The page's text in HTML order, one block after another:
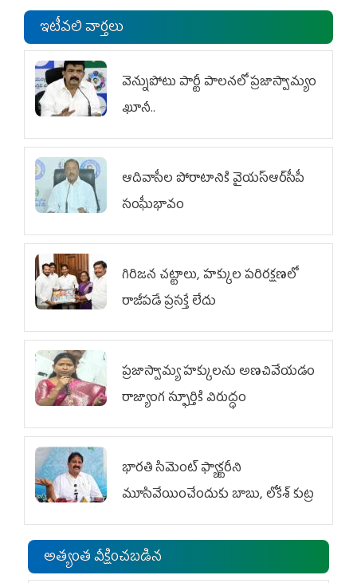
ఇటీవలి వార్తలు
వెన్నుపోటు పార్టీ పాలనలో ప్రజాస్వామ్యం
ఖూనీ..
ఆదివాసీల పోరాటానికి వైయ‌స్ఆర్‌సీపీ
సంఘీభావం
గిరిజన చట్టాలు, హక్కుల పరిరక్షణలో
రాజీపడే ప్రసక్తే లేదు
ప్రజాస్వామ్య హక్కులను అణచివేయడం
రాజ్యాంగ స్ఫూర్తికి విరుద్ధం
భారతి సిమెంట్ ఫ్యాక్టరీని
మూసివేయించేందుకు బాబు, లోకేశ్ కుట్ర
అత్యంత వీక్షించబడిన